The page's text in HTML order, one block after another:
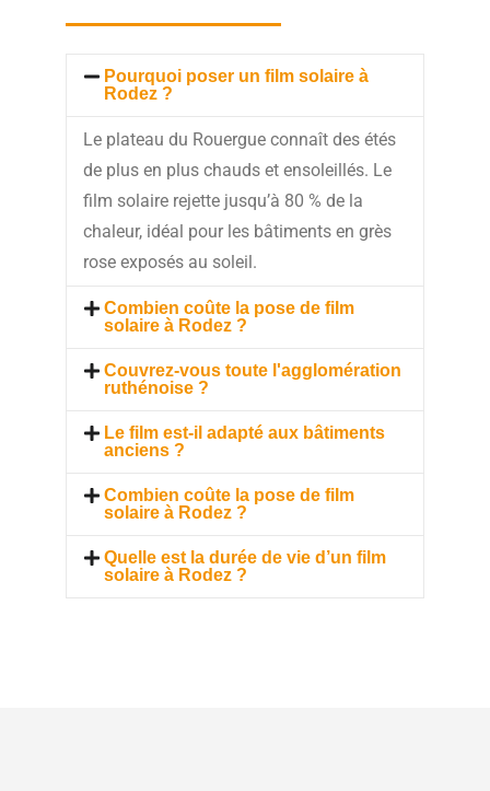
Pourquoi poser un film solaire à
Rodez ?
Le plateau du Rouergue connaît des étés
de plus en plus chauds et ensoleillés. Le
film solaire rejette jusqu’à 80 % de la
chaleur, idéal pour les bâtiments en grès
rose exposés au soleil.
Combien coûte la pose de film
solaire à Rodez ?
Couvrez-vous toute l'agglomération
ruthénoise ?
Le film est-il adapté aux bâtiments
anciens ?
Combien coûte la pose de film
solaire à Rodez ?
Quelle est la durée de vie d’un film
solaire à Rodez ?